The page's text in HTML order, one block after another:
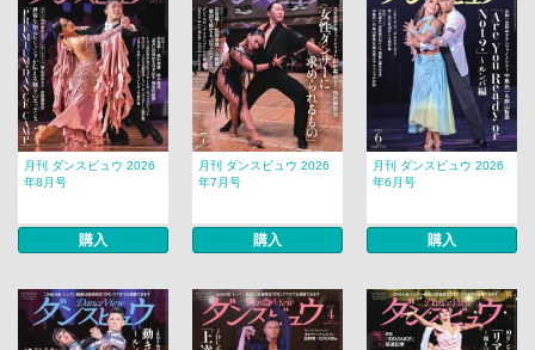
月刊 ダンスビュウ 2026
年8月号
購入
月刊 ダンスビュウ 2026
年7月号
購入
月刊 ダンスビュウ 2026
年6月号
購入